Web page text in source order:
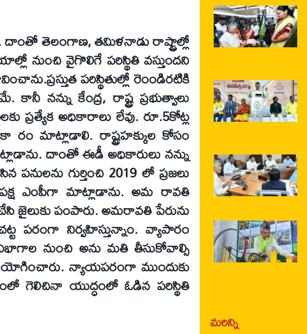
దాంతో తెలంగాణ, తమిళనాడు రాష్ట్రాల్లో
నుంచి వైగొలిగే పరిస్థితి వస్తుందని
పరిస్థితుల్లో రెంండిరటికి
నన్ను కేంద్ర, రాష్ట్ర ప్రభుత్వాలు
ప్రత్యేక అధికారాలు లేవు. రూ.5కోట్ల
రం మాట్లాడాలి. రాష్ట్రహక్కుల కోసం
దాంతో ఈడీ అధికారులు నన్ను
గుర్తించి 2019 లో ప్రజలు
ఎంపీగా మాట్లాడాను. అమ రావతి
జైలుకు పంపారు. అమరావతి పేరును
పరంగా నిర్వహిస్తున్నాం. వ్యాపారం
నుంచి అను మతి తీసుకోవాల్సి
న్యాయపరంగా ముందుకు
గెలిచినా యుద్ధంలో ఓడిన పరిస్థితి
మరిన్ని